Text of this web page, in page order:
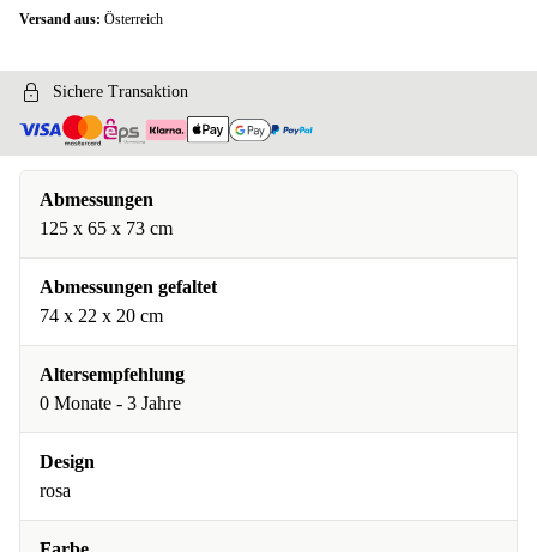
Versand aus: Österreich
Sichere Transaktion
Abmessungen
‎125 x 65 x 73 cm
Abmessungen gefaltet
74 x 22 x 20 cm
Altersempfehlung
0 Monate - 3 Jahre
Design
rosa